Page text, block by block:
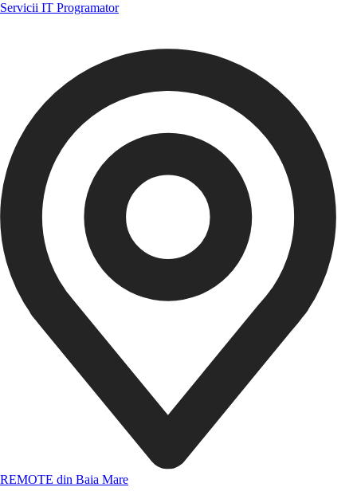
Servicii IT Programator
REMOTE din Baia Mare